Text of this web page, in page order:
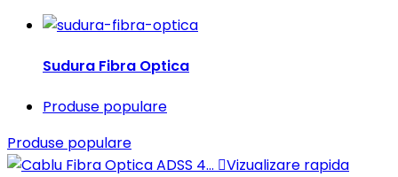
Sudura Fibra Optica
Produse populare
Produse populare
Vizualizare rapida